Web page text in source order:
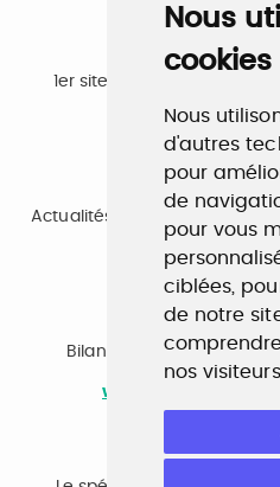
Nous
cookies
Nous
d'autres
pour
de
pour vous
ciblées,
de notre
nos visiteurs.
1er site emploi du secteur
Actualités, guide et annuaire
de la
Bilan de compétences,
recherche d'emploi,
www.profilculture-